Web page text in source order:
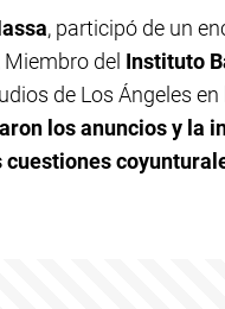
, participó de un
Miembro del Instituto
de Los Ángeles
los anuncios y la